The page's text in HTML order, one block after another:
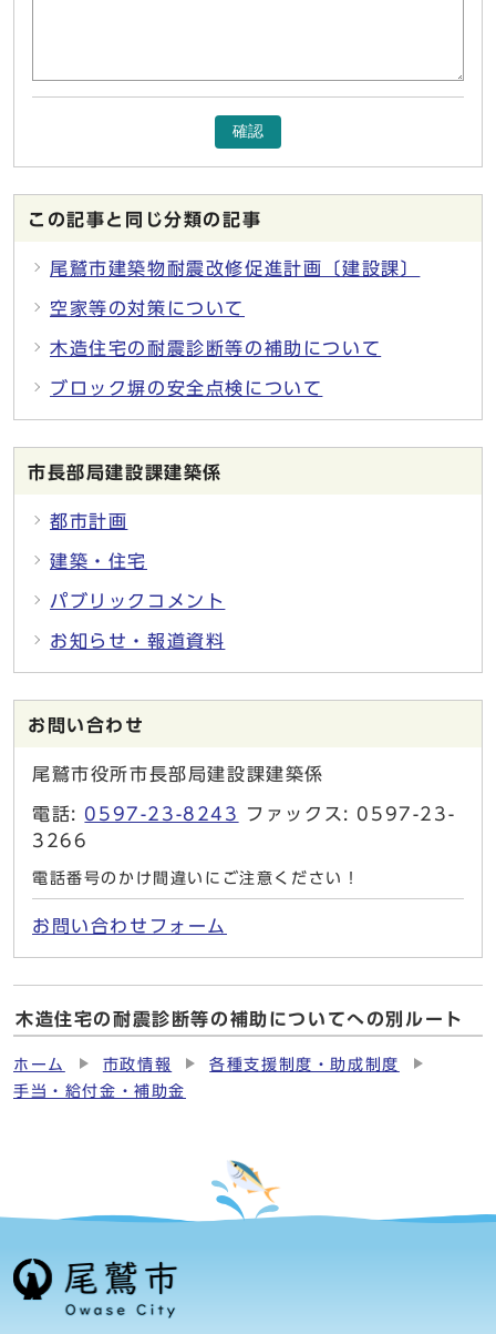
確認
この記事と同じ分類の記事
尾鷲市建築物耐震改修促進計画〔建設課〕
空家等の対策について
木造住宅の耐震診断等の補助について
ブロック塀の安全点検について
市長部局建設課建築係
都市計画
建築・住宅
パブリックコメント
お知らせ・報道資料
お問い合わせ
尾鷲市役所市長部局建設課建築係
電話: 0597-23-8243
ファックス: 0597-23-
3266
電話番号のかけ間違いにご注意ください！
お問い合わせフォーム
木造住宅の耐震診断等の補助についてへの別ルート
ホーム 市政情報
各種支援制度・助成制度
手当・給付金・補助金